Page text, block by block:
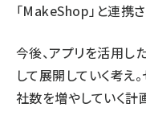
「MakeShop」と連携
今後、アプリを活用
して展開していく考え
社数を増やしていく計